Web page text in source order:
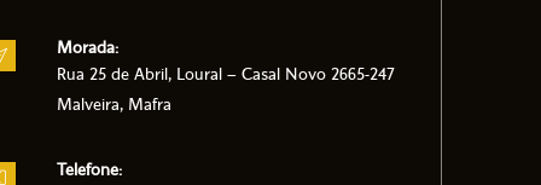
Morada:
Rua 25 de Abril, Loural – Casal Novo 2665-247
Malveira, Mafra
Telefone: